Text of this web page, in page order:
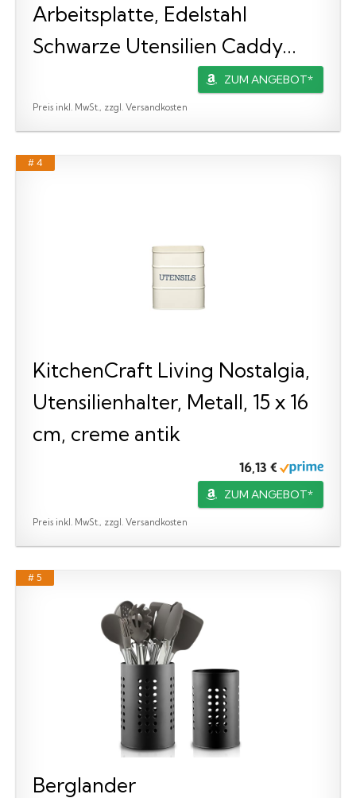
Arbeitsplatte, Edelstahl
Schwarze Utensilien Caddy...
ZUM ANGEBOT*
Preis inkl. MwSt., zzgl. Versandkosten
# 4
KitchenCraft Living Nostalgia,
Utensilienhalter, Metall, 15 x 16
cm, creme antik
16,13 €
ZUM ANGEBOT*
Preis inkl. MwSt., zzgl. Versandkosten
# 5
Berglander